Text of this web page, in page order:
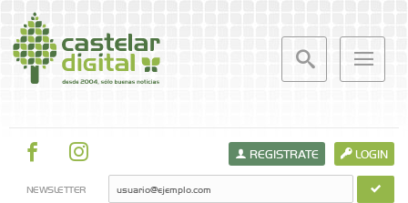
LOGIN
REGISTRATE
NEWSLETTER